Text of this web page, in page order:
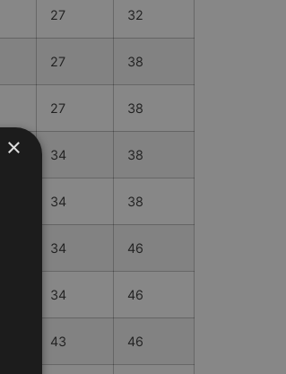
27 32
27 38
27 38
34 38
34 38
34 46
34 46
43 46
×